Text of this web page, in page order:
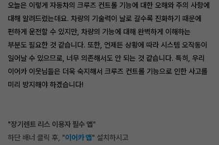
오늘은 이렇게 자동차의 크루즈 컨트롤 기능에 대한 오해와 주의 사항에
대해 알려드렸는데요. 차량의 기술력이 날로 갈수록 진화하기 때문에
편하게 운전할 수 있지만, 차량의 기능에 대해 완벽하게 이해하는
부분도 필요한 것 같습니다. 또한, 언제든 상황에 따라 시스템 오작동이
일어날 수 있으므로, 너무 의존해서도 안 되는 것 같습니다. 특히, 우리
이어카 이웃님들은 더욱 숙지해서 크루즈 컨트롤 기능으로 인한 사고를
미리 방지해야 하겠습니다!
"장기렌트 리스 이용자 필수 앱 "
하단 배너 클릭 후, "이어카 앱" 설치하시고